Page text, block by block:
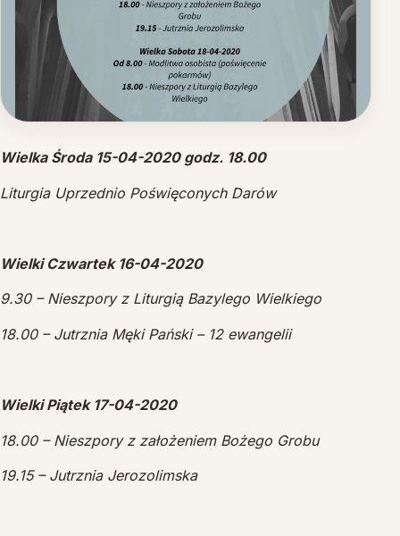
DOM REKOLEKCYJNO-WYPOCZYNKOWY
Wielka Środa 15-04-2020 godz. 18.00
Liturgia Uprzednio Poświęconych Darów
Wielki Czwartek 16-04-2020
9.30 – Nieszpory z Liturgią Bazylego Wielkiego
18.00 – Jutrznia Męki Pański – 12 ewangelii
Wielki Piątek 17-04-2020
18.00 – Nieszpory z założeniem Bożego Grobu
19.15 – Jutrznia Jerozolimska